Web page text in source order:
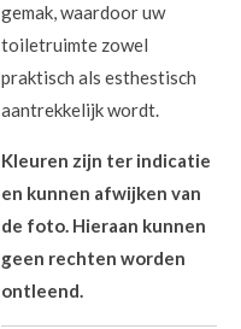
gemak, waardoor uw
toiletruimte zowel
praktisch als esthestisch
aantrekkelijk wordt.
Kleuren zijn ter indicatie
en kunnen afwijken van
de foto. Hieraan kunnen
geen rechten worden
ontleend.